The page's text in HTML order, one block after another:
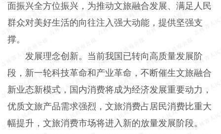
面振兴全方位振兴，为推动文旅融合发展、满足人民
群众对美好生活的向往注入强大动能，提供坚强支
撑。
发展理念创新。当前我国已转向高质量发展阶
段，新一轮科技革命和产业革命，不断催生文旅融合
新业态新模式，国内消费将成为经济发展重要动力，
优质文旅产品需求强烈，文旅消费占居民消费比重大
幅提升，文旅消费市场将进入新的放量发展阶段。